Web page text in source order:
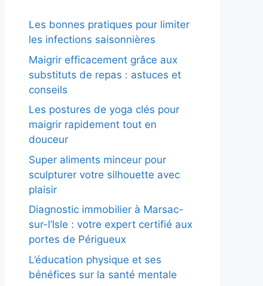
Les bonnes pratiques pour limiter
les infections saisonnières
Maigrir efficacement grâce aux
substituts de repas : astuces et
conseils
Les postures de yoga clés pour
maigrir rapidement tout en
douceur
Super aliments minceur pour
sculpturer votre silhouette avec
plaisir
Diagnostic immobilier à Marsac-
sur-l’Isle : votre expert certifié aux
portes de Périgueux
L’éducation physique et ses
bénéfices sur la santé mentale